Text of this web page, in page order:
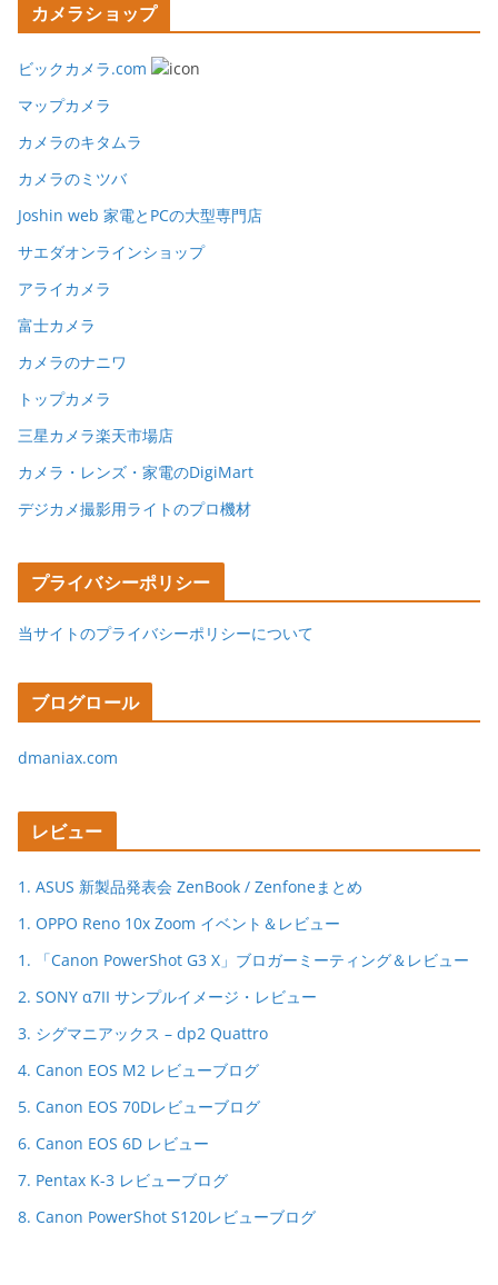
カメラショップ
ビックカメラ.com
マップカメラ
カメラのキタムラ
カメラのミツバ
Joshin web 家電とPCの大型専門店
サエダオンラインショップ
アライカメラ
富士カメラ
カメラのナニワ
トップカメラ
三星カメラ楽天市場店
カメラ・レンズ・家電のDigiMart
デジカメ撮影用ライトのプロ機材
プライバシーポリシー
当サイトのプライバシーポリシーについて
ブログロール
dmaniax.com
レビュー
1. ASUS 新製品発表会 ZenBook / Zenfoneまとめ
1. OPPO Reno 10x Zoom イベント＆レビュー
1. 「Canon PowerShot G3 X」ブロガーミーティング＆レビュー
2. SONY α7II サンプルイメージ・レビュー
3. シグマニアックス – dp2 Quattro
4. Canon EOS M2 レビューブログ
5. Canon EOS 70Dレビューブログ
6. Canon EOS 6D レビュー
7. Pentax K-3 レビューブログ
8. Canon PowerShot S120レビューブログ